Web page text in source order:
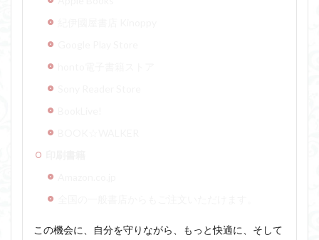
この機会に、自分を守りながら、もっと快適に、そして